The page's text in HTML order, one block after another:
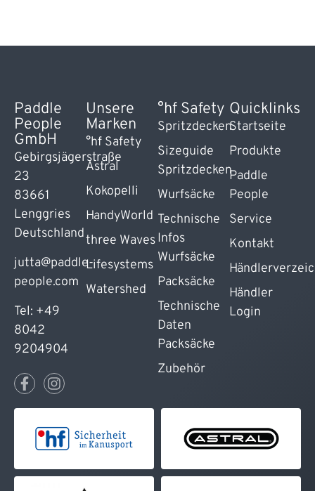
Paddle
People
GmbH
Gebirgsjägerstraße
23
83661
Lenggries
Deutschland
jutta@paddle-
people.com
Tel: +49
8042
9204904
Unsere
Marken
°hf Safety
Astral
Kokopelli
HandyWorld
three Waves
Lifesystems
Watershed
°hf Safety
Spritzdecken
Sizeguide
Spritzdecken
Wurfsäcke
Technische
Infos
Wurfsäcke
Packsäcke
Technische
Daten
Packsäcke
Zubehör
Quicklinks
Startseite
Produkte
Paddle
People
Service
Kontakt
Händler
Login